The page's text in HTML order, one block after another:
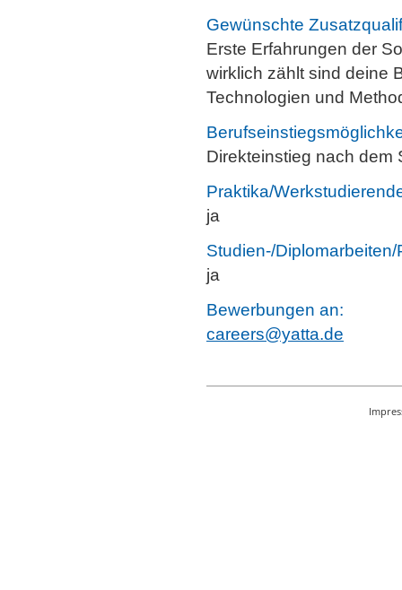
Gewünschte
Erste Erfahrungen der
wirklich zählt sind deine
Technologien und
Direkteinstieg nach dem
Praktika/
ja
Studien-/
ja
Bewerbungen an:
careers@yatta.de